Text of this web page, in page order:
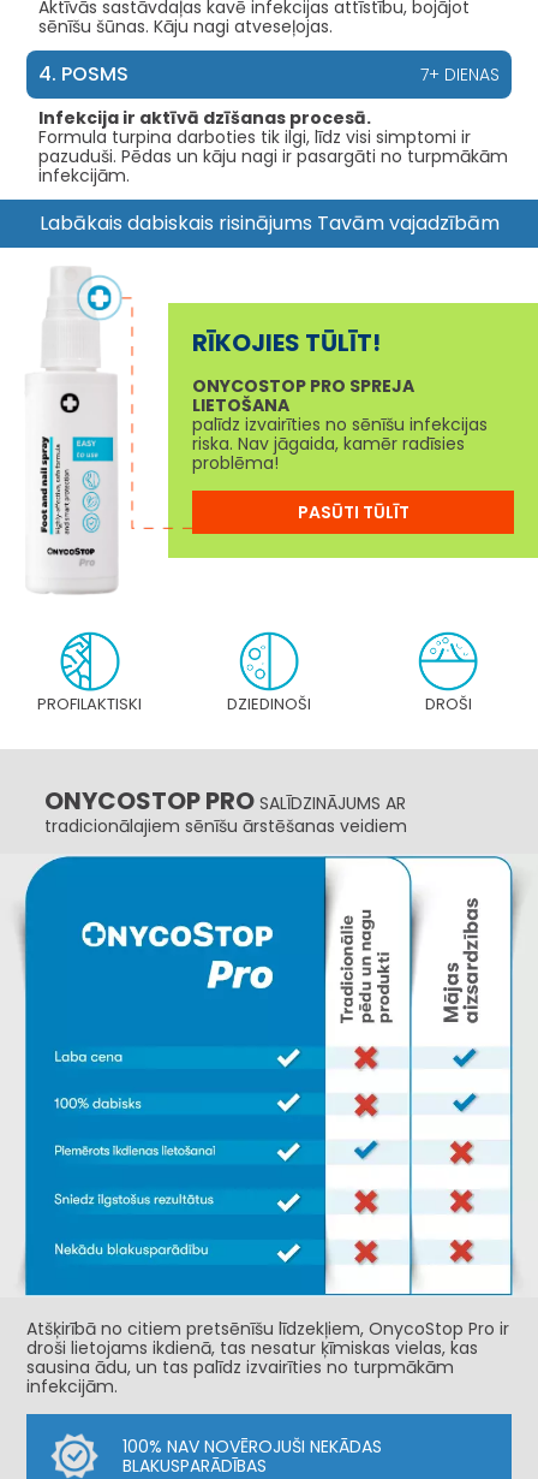
Aktīvās sastāvdaļas kavē infekcijas attīstību, bojājot
sēnīšu šūnas. Kāju nagi atveseļojas.
4. POSMS
7+ DIENAS
Infekcija ir aktīvā dzīšanas procesā.
Formula turpina darboties tik ilgi, līdz visi simptomi ir
pazuduši. Pēdas un kāju nagi ir pasargāti no turpmākām
infekcijām.
Labākais dabiskais risinājums Tavām vajadzībām
RĪKOJIES TŪLĪT!
ONYCOSTOP PRO SPREJA
LIETOŠANA
palīdz izvairīties no sēnīšu infekcijas
riska. Nav jāgaida, kamēr radīsies
problēma!
PASŪTI TŪLĪT
PROFILAKTISKI DZIEDINOŠI DROŠI
ONYCOSTOP PROSALĪDZINĀJUMS AR
tradicionālajiem sēnīšu ārstēšanas veidiem
Atšķirībā no citiem pretsēnīšu līdzekļiem, OnycoStop Pro ir
droši lietojams ikdienā, tas nesatur ķīmiskas vielas, kas
sausina ādu, un tas palīdz izvairīties no turpmākām
infekcijām.
100% NAV NOVĒROJUŠI NEKĀDAS
BLAKUSPARĀDĪBAS